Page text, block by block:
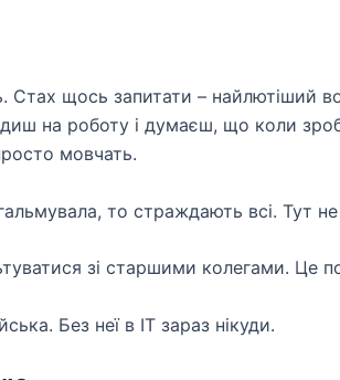
щось запитати – найлютіший
на роботу і думаєш, що коли
мовчать.
то страждають всі. Тут не
зі старшими колегами. Це
Без неї в IT зараз нікуди.